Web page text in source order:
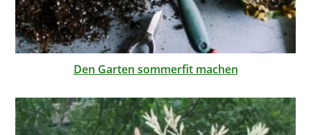
Den Garten sommerfit machen